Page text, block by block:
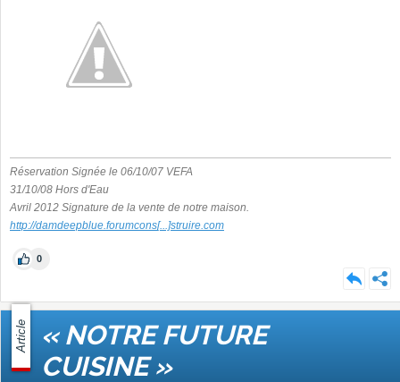
Réservation Signée le 06/10/07 VEFA
31/10/08 Hors d'Eau
Avril 2012 Signature de la vente de notre maison.
http://damdeepblue.forumcons[...]struire.com
0
Article « NOTRE FUTURE
CUISINE »